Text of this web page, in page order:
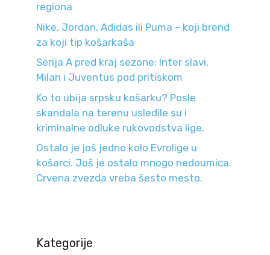
regiona
Nike, Jordan, Adidas ili Puma – koji brend
za koji tip košarkaša
Serija A pred kraj sezone: Inter slavi,
Milan i Juventus pod pritiskom
Ko to ubija srpsku košarku? Posle
skandala na terenu usledile su i
kriminalne odluke rukovodstva lige.
Ostalo je još jedno kolo Evrolige u
košarci. Još je ostalo mnogo nedoumica.
Crvena zvezda vreba šesto mesto.
Kategorije